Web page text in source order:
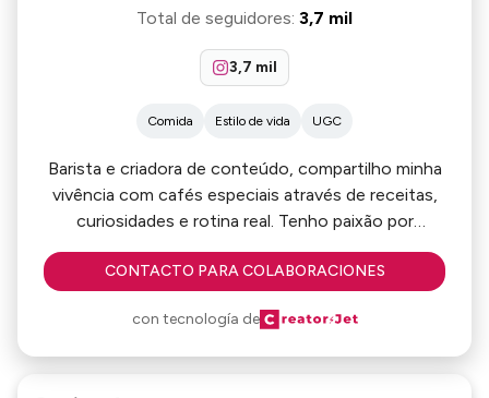
Total de seguidores: 3,7 mil
3,7 mil
Comida Estilo de vida UGC
Barista e criadora de conteúdo, compartilho minha
vivência com cafés especiais através de receitas,
curiosidades e rotina real. Tenho paixão por
comunicar e traduzir o universo do café de forma
sensível e inspiradora. Porque para mim, não é um
CONTACTO PARA COLABORACIONES
con tecnología de